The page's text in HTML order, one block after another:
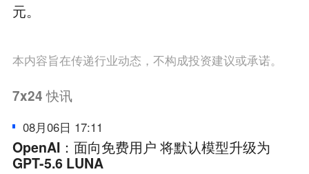
元。
本内容旨在传递行业动态，不构成投资建议或承诺。
7x24快讯
08月06日 17:11
OpenAI：面向免费用户 将默认模型升级为
GPT-5.6 LUNA